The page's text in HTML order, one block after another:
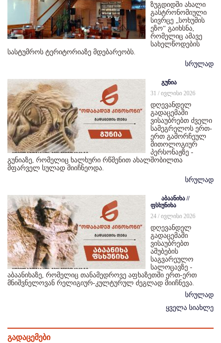
ზუგდიდში ახალი
გასტრონომიული
სივრცე „სოხუმის
ეზო“ გაიხსნა,
რომელიც ამავე
სახელწოდების
სასტუმროს ტერიტორიაზე მდებარეობს.
სრულად
გუნია
31 / ივლისი 2026
დღევანდელ
გადაცემაში
ვისაუბრებთ ძველი
სამეგრელოს ერთ-
ერთ გამორჩეულ
მითოლოგიურ
პერსონაჟზე -
გუნიაზე, რომელიც ხალხური რწმენით ახალშობილთა
მფარველ სულად მიიჩნეოდა.
სრულად
აბაანიხა //
ფსხუნიხა
24 / ივლისი 2026
დღევანდელ
გადაცემაში
ვისაუბრებთ
აშუბების
საგვარეულო
სალოცავზე -
აბაანიხაზე, რომელიც თანამედროვე აფხაზეთში ერთ-ერთ
მნიშვნელოვან რელიგიურ-კულტურულ ძეგლად მიიჩნევა.
სრულად
ყველა სიახლე
გადაცემები